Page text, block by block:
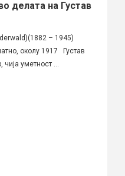
делата на Густав
– 1945)
околу 1917 Густав
уметност ...